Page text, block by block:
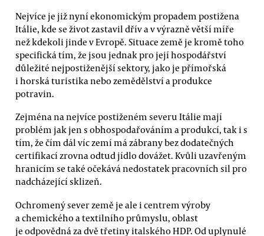
Nejvíce je již nyní ekonomickým propadem postižena
Itálie, kde se život zastavil dřív a v výrazně větší míře
než kdekoli jinde v Evropě. Situace země je kromě toho
specifická tím, že jsou jednak pro její hospodářství
důležité nejpostiženější sektory, jako je přímořská
i horská turistika nebo zemědělství a produkce
potravin.
Zejména na nejvíce postiženém severu Itálie mají
problém jak jen s obhospodařováním a produkcí, tak i s
tím, že čím dál víc zemí má zábrany bez dodatečných
certifikací zrovna odtud jídlo dovážet. Kvůli uzavřeným
hranicím se také očekává nedostatek pracovních sil pro
nadcházející sklizeň.
Ochromený sever země je ale i centrem výroby
a chemického a textilního průmyslu, oblast
je odpovědná za dvě třetiny italského HDP. Od uplynulé